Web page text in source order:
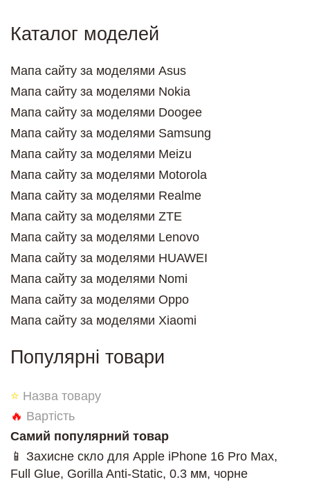
Каталог моделей
Мапа сайту за моделями Asus
Мапа сайту за моделями Nokia
Мапа сайту за моделями Doogee
Мапа сайту за моделями Samsung
Мапа сайту за моделями Meizu
Мапа сайту за моделями Motorola
Мапа сайту за моделями Realme
Мапа сайту за моделями ZTE
Мапа сайту за моделями Lenovo
Мапа сайту за моделями HUAWEI
Мапа сайту за моделями Nomi
Мапа сайту за моделями Oppo
Мапа сайту за моделями Xiaomi
Популярні товари
⭐ Назва товару
🔥 Вартість
Самий популярний товар
📱 Захисне скло для Apple iPhone 16 Pro Max,
Full Glue, Gorilla Anti-Static, 0.3 мм, чорне